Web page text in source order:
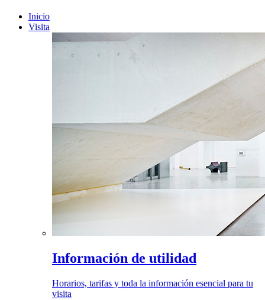
Inicio
Visita
Información de utilidad
Horarios, tarifas y toda la información esencial para tu
visita